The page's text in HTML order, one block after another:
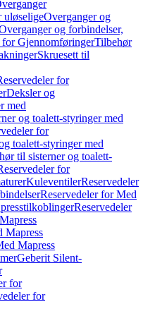
uløseligeOverganger og
og forbindelser,
for GjennomføringerTilbehør
Skruesett til
for
Deksler og
med
og toalett-styringer med
for
toalett-styringer med
til sisterner og toalett-
for
KuleventilerReservedeler
Reservedeler for Med
Reservedeler
Mapress
Mapress
Geberit Silent-
for
for